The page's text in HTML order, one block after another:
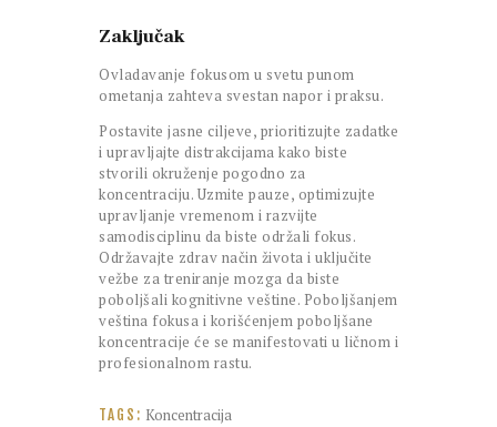
Zaključak
Ovladavanje fokusom u svetu punom
ometanja zahteva svestan napor i praksu.
Postavite jasne ciljeve, prioritizujte zadatke
i upravljajte distrakcijama kako biste
stvorili okruženje pogodno za
koncentraciju. Uzmite pauze, optimizujte
upravljanje vremenom i razvijte
samodisciplinu da biste održali fokus.
Održavajte zdrav način života i uključite
vežbe za treniranje mozga da biste
poboljšali kognitivne veštine. Poboljšanjem
veština fokusa i korišćenjem poboljšane
koncentracije će se manifestovati u ličnom i
profesionalnom rastu.
TAGS: Koncentracija